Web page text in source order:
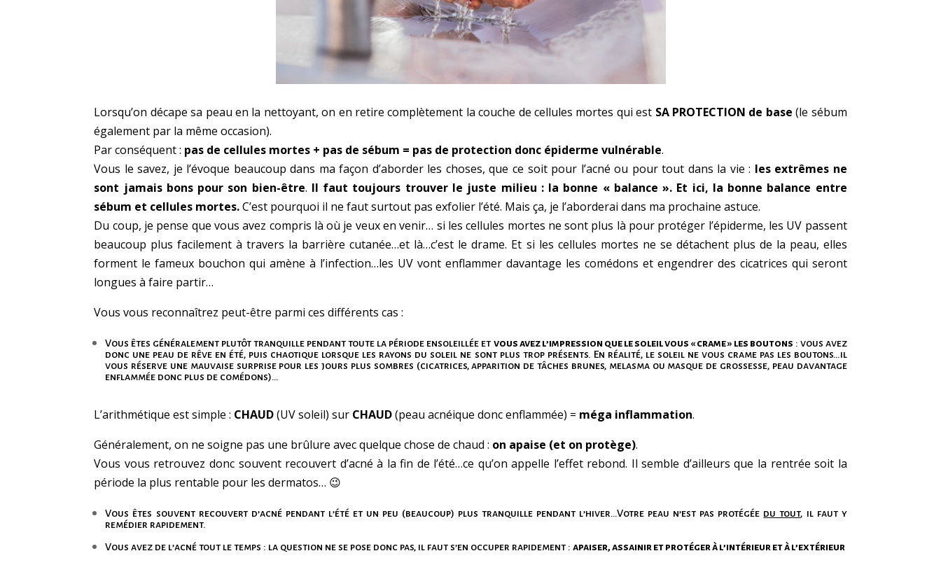
Lorsqu’on décape sa peau en la nettoyant, on en retire complètement la couche de cellules mortes qui est SA PROTECTION de base (le sébum
également par la même occasion).
Par conséquent : pas de cellules mortes + pas de sébum = pas de protection donc épiderme vulnérable.
Vous le savez, je l’évoque beaucoup dans ma façon d’aborder les choses, que ce soit pour l’acné ou pour tout dans la vie : les extrêmes ne
sont jamais bons pour son bien-être. Il faut toujours trouver le juste milieu : la bonne « balance ». Et ici, la bonne balance entre
sébum et cellules mortes.C’est pourquoi il ne faut surtout pas exfolier l’été. Mais ça, je l’aborderai dans ma prochaine astuce.
Du coup, je pense que vous avez compris là où je veux en venir… si les cellules mortes ne sont plus là pour protéger l’épiderme, les UV passent
beaucoup plus facilement à travers la barrière cutanée…et là…c’est le drame. Et si les cellules mortes ne se détachent plus de la peau, elles
forment le fameux bouchon qui amène à l’infection…les UV vont enflammer davantage les comédons et engendrer des cicatrices qui seront
longues à faire partir…
Vous vous reconnaîtrez peut-être parmi ces différents cas :
Vous êtes généralement plutôt tranquille pendant toute la période ensoleillée et vous avez l’impression que le soleil vous « crame » les boutons : vous avez
donc une peau de rêve en été, puis chaotique lorsque les rayons du soleil ne sont plus trop présents. En réalité, le soleil ne vous crame pas les boutons…il
vous réserve une mauvaise surprise pour les jours plus sombres (cicatrices, apparition de tâches brunes, melasma ou masque de grossesse, peau davantage
enflammée donc plus de comédons)…
L’arithmétique est simple : CHAUD(UV soleil) sur CHAUD(peau acnéique donc enflammée) = méga inflammation.
Généralement, on ne soigne pas une brûlure avec quelque chose de chaud : on apaise (et on protège).
Vous vous retrouvez donc souvent recouvert d’acné à la fin de l’été…ce qu’on appelle l’effet rebond. Il semble d’ailleurs que la rentrée soit la
période la plus rentable pour les dermatos… 😉
Vous êtes souvent recouvert d’acné pendant l’été et un peu (beaucoup) plus tranquille pendant l’hiver…Votre peau n’est pas protégée du tout, il faut y
remédier rapidement.
Vous avez de l’acné tout le temps : la question ne se pose donc pas, il faut s’en occuper rapidement :apaiser, assainir et protéger à l’intérieur et à l’extérieur